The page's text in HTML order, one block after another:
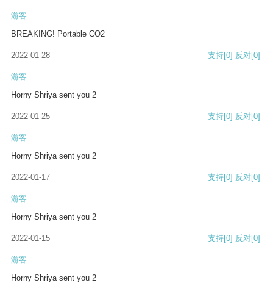
游客
BREAKING! Portable CO2
2022-01-28 支持[0] 反对[0]
游客
Horny Shriya sent you 2
2022-01-25 支持[0] 反对[0]
游客
Horny Shriya sent you 2
2022-01-17 支持[0] 反对[0]
游客
Horny Shriya sent you 2
2022-01-15 支持[0] 反对[0]
游客
Horny Shriya sent you 2